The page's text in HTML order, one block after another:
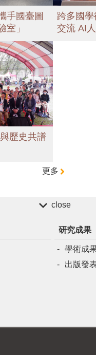
手國臺圖
室」
跨多國
交流 AI
歷史共譜
更多
close
研究成果
學術成
出版發